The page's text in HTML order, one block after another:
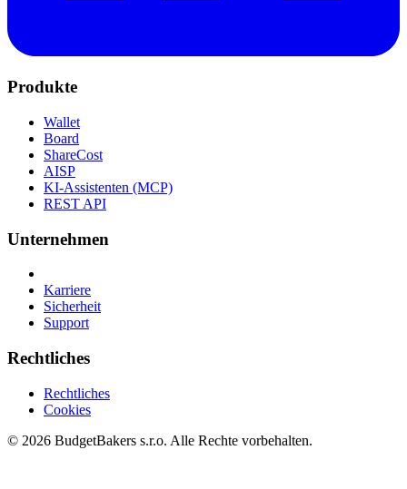
Produkte
Wallet
Board
ShareCost
AISP
KI-Assistenten (MCP)
REST API
Unternehmen
Karriere
Sicherheit
Support
Rechtliches
Rechtliches
Cookies
© 2026 BudgetBakers s.r.o. Alle Rechte vorbehalten.